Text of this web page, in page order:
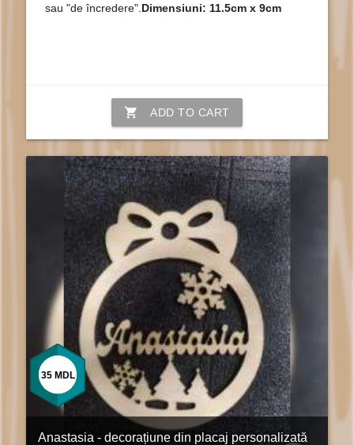
sau "de încredere". Dimensiuni: 11.5cm x 9cm
shopping_cart ADD TO CART
Anastasia - decorațiune din placaj personalizată
35 MDL